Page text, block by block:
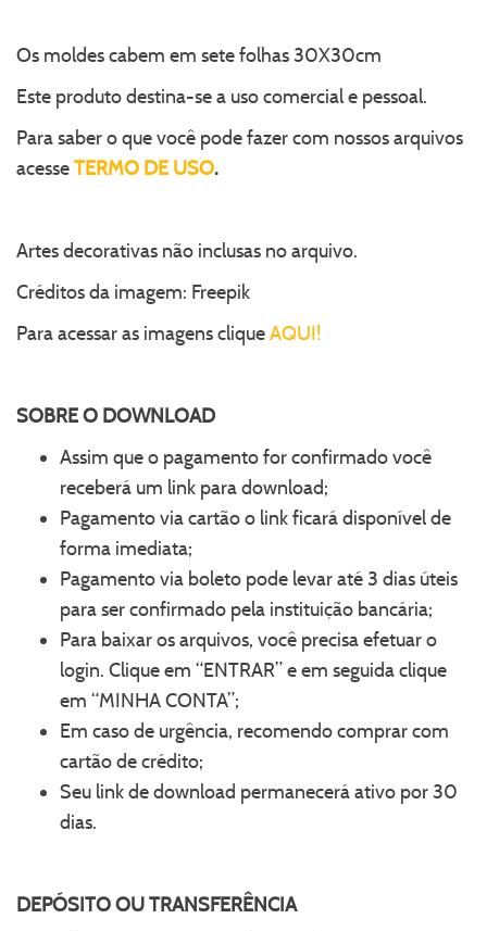
Os moldes cabem em sete folhas 30X30cm
Este produto destina-se a uso comercial e pessoal.
Para saber o que você pode fazer com nossos arquivos
acesseTERMO DE USO.
Artes decorativas não inclusas no arquivo.
Créditos da imagem: Freepik
Para acessar as imagens cliqueAQUI!
SOBRE O DOWNLOAD
Assim que o pagamento for confirmado você
receberá um link para download;
Pagamento via cartão o link ficará disponível de
forma imediata;
Pagamento via boleto pode levar até 3 dias úteis
para ser confirmado pela instituição bancária;
Para baixar os arquivos, você precisa efetuar o
login. Clique em “ENTRAR” e em seguida clique
em “MINHA CONTA”;
Em caso de urgência, recomendo comprar com
cartão de crédito;
Seu link de download permanecerá ativo por 30
dias.
DEPÓSITO OU TRANSFERÊNCIA